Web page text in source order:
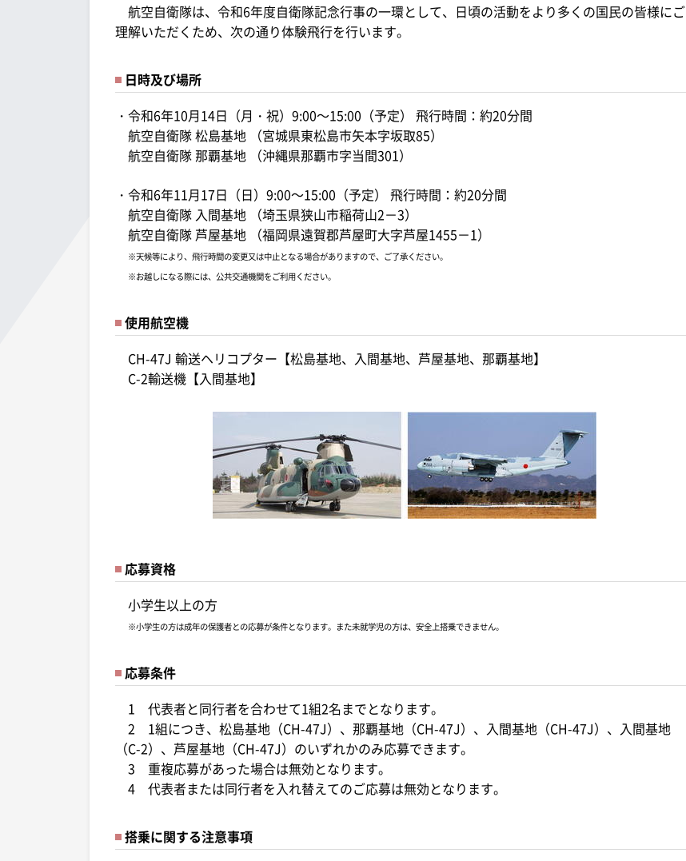
航空自衛隊は、令和6年度自衛隊記念行事の一環として、日頃の活動をより多くの国民の皆様にご
理解いただくため、次の通り体験飛行を行います。
日時及び場所
・令和6年10月14日（月・祝）9:00～15:00（予定） 飛行時間：約20分間
航空自衛隊 松島基地 （宮城県東松島市矢本字坂取85）
航空自衛隊 那覇基地 （沖縄県那覇市字当間301）
・令和6年11月17日（日）9:00～15:00（予定） 飛行時間：約20分間
航空自衛隊 入間基地 （埼玉県狭山市稲荷山2－3）
航空自衛隊 芦屋基地 （福岡県遠賀郡芦屋町大字芦屋1455－1）
※天候等により、飛行時間の変更又は中止となる場合がありますので、ご了承ください。
※お越しになる際には、公共交通機関をご利用ください。
使用航空機
CH-47J 輸送ヘリコプター【松島基地、入間基地、芦屋基地、那覇基地】
C-2輸送機【入間基地】
応募資格
小学生以上の方
※小学生の方は成年の保護者との応募が条件となります。また未就学児の方は、安全上搭乗できません。
応募条件
1 代表者と同行者を合わせて1組2名までとなります。
2 1組につき、松島基地（CH-47J）、那覇基地（CH-47J）、入間基地（CH-47J）、入間基地
（C-2）、芦屋基地（CH-47J）のいずれかのみ応募できます。
3 重複応募があった場合は無効となります。
4 代表者または同行者を入れ替えてのご応募は無効となります。
搭乗に関する注意事項